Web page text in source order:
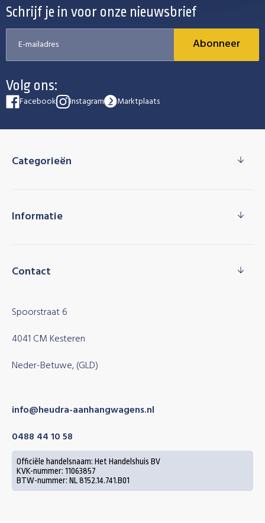
Schrijf je in voor onze nieuwsbrief
Abonneer
Volg ons:
Facebook Instagram Marktplaats
Categorieën
Informatie
Contact
Spoorstraat 6
4041 CM Kesteren
Neder-Betuwe, (GLD)
info@heudra-aanhangwagens.nl
0488 44 10 58
Officiële handelsnaam: Het Handelshuis BV
KVK-nummer: 11063857
BTW-nummer: NL 8152.14.741.B01